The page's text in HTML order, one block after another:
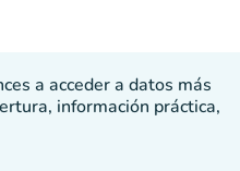
a acceder a datos más
información práctica,